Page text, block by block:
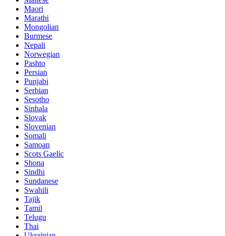
Maori
Marathi
Mongolian
Burmese
Nepali
Norwegian
Pashto
Persian
Punjabi
Serbian
Sesotho
Sinhala
Slovak
Slovenian
Somali
Samoan
Scots Gaelic
Shona
Sindhi
Sundanese
Swahili
Tajik
Tamil
Telugu
Thai